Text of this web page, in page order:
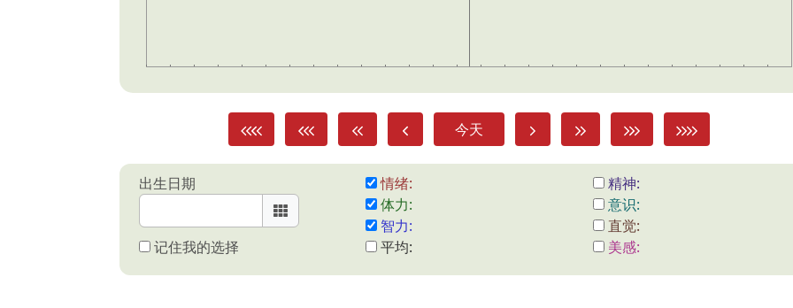
今天
出生日期
记住我的选择
情绪:
体力:
智力:
平均:
精神:
意识:
直觉:
美感: